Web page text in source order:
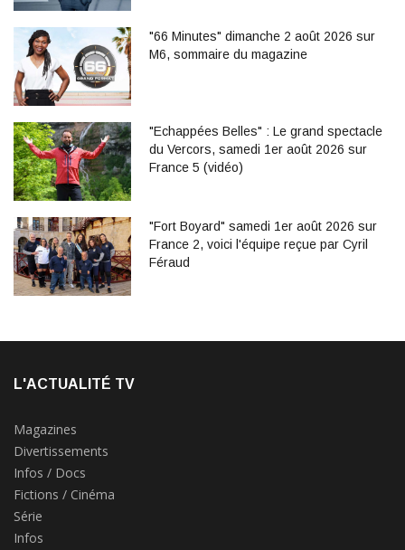
"66 Minutes" dimanche 2 août 2026 sur
M6, sommaire du magazine
"Echappées Belles" : Le grand spectacle
du Vercors, samedi 1er août 2026 sur
France 5 (vidéo)
"Fort Boyard" samedi 1er août 2026 sur
France 2, voici l'équipe reçue par Cyril
Féraud
L'ACTUALITÉ TV
Magazines
Divertissements
Infos / Docs
Fictions / Cinéma
Série
Infos